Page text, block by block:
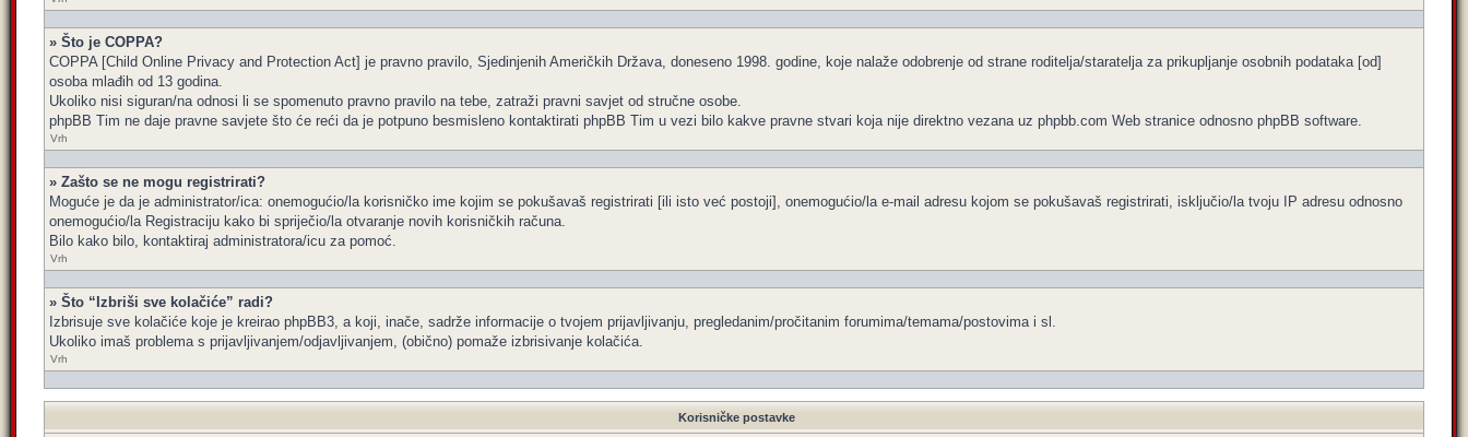
» Što je COPPA?
COPPA [Child Online Privacy and Protection Act] je pravno pravilo, Sjedinjenih Američkih Država, doneseno 1998. godine, koje nalaže odobrenje od strane roditelja/staratelja za prikupljanje osobnih podataka [od]
osoba mlađih od 13 godina.
Ukoliko nisi siguran/na odnosi li se spomenuto pravno pravilo na tebe, zatraži pravni savjet od stručne osobe.
phpBB Tim ne daje pravne savjete što će reći da je potpuno besmisleno kontaktirati phpBB Tim u vezi bilo kakve pravne stvari koja nije direktno vezana uz phpbb.com Web stranice odnosno phpBB software.
Vrh
» Zašto se ne mogu registrirati?
Moguće je da je administrator/ica: onemogućio/la korisničko ime kojim se pokušavaš registrirati [ili isto već postoji], onemogućio/la e-mail adresu kojom se pokušavaš registrirati, isključio/la tvoju IP adresu odnosno
onemogućio/la Registraciju kako bi spriječio/la otvaranje novih korisničkih računa.
Bilo kako bilo, kontaktiraj administratora/icu za pomoć.
Vrh
» Što “Izbriši sve kolačiće” radi?
Izbrisuje sve kolačiće koje je kreirao phpBB3, a koji, inače, sadrže informacije o tvojem prijavljivanju, pregledanim/pročitanim forumima/temama/postovima i sl.
Ukoliko imaš problema s prijavljivanjem/odjavljivanjem, (obično) pomaže izbrisivanje kolačića.
Vrh
Korisničke postavke